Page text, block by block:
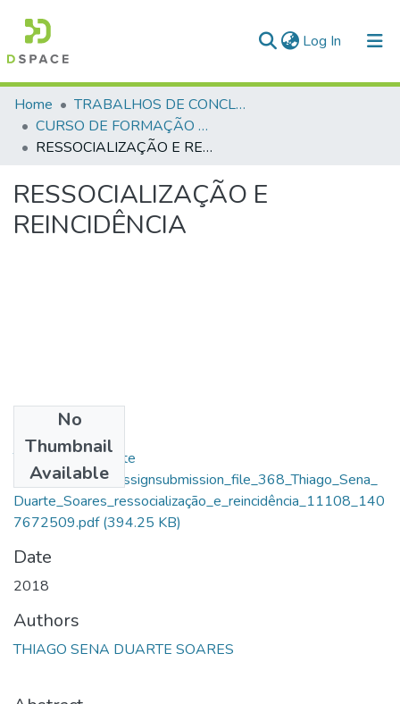
Log In (current)
Communities & Collections
All of DSpace
Home
TRABALHOS DE CONCLUSÃO DE CURSO - CFP (CURSO DE FORMAÇÃO DE PRAÇAS)
CURSO DE FORMAÇÃO DE PRAÇAS - CFP - 2018
RESSOCIALIZAÇÃO E REINCIDÊNCIA
RESSOCIALIZAÇÃO E
REINCIDÊNCIA
No
Thumbnail
Available
Thiago Sena Duarte
Soares_13390_assignsubmission_file_368_Thiago_Sena_
Duarte_Soares_ressocialização_e_reincidência_11108_140
7672509.pdf(394.25 KB)
Date
2018
Authors
THIAGO SENA DUARTE SOARES